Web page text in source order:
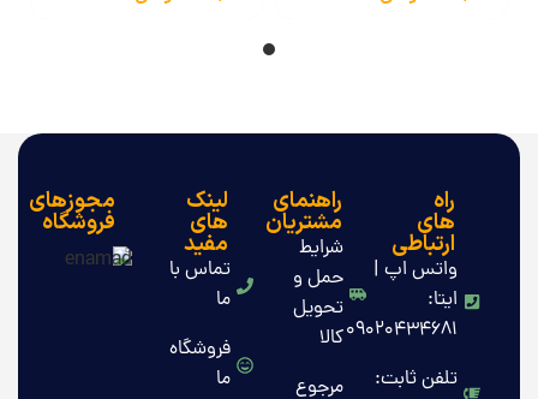
راه
های
ارتباطی
واتس اپ |
ایتا:
09020434681
تلفن ثابت:
راهنمای
مشتریان
شرایط
حمل و
تحویل
کالا
مرجوع
لینک
های
مفید
تماس با
ما
فروشگاه
ما
مجوزهای
فروشگاه